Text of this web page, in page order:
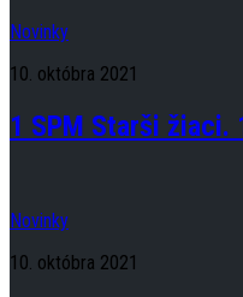
Novinky
10. októbra 2021
1 SPM Starši žiaci.
Novinky
10. októbra 2021